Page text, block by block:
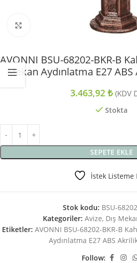
Büyütmek için tıklayın
AVONNI BSU-68202-BKR-B
Mekan Aydınlatma E27
3.463,92 ₺ (KDV
Stokta
SEPETE EKLE
İstek Listeme
Stok kodu: BSU-
Kategoriler: Avize, Dış
Etiketler: AVONNI BSU-68202-BKR-B
Aydınlatma E27 ABS
Follow: